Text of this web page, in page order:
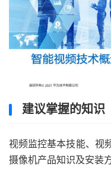
建议掌握的知识
视频监控基本技能、视
摄像机产品知识及安装